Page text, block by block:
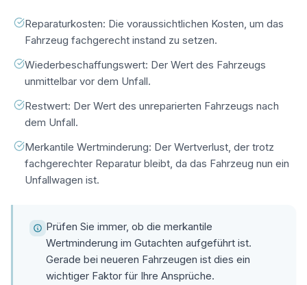
Reparaturkosten: Die voraussichtlichen Kosten, um das
Fahrzeug fachgerecht instand zu setzen.
Wiederbeschaffungswert: Der Wert des Fahrzeugs
unmittelbar vor dem Unfall.
Restwert: Der Wert des unreparierten Fahrzeugs nach
dem Unfall.
Merkantile Wertminderung: Der Wertverlust, der trotz
fachgerechter Reparatur bleibt, da das Fahrzeug nun ein
Unfallwagen ist.
Prüfen Sie immer, ob die merkantile
Wertminderung im Gutachten aufgeführt ist.
Gerade bei neueren Fahrzeugen ist dies ein
wichtiger Faktor für Ihre Ansprüche.